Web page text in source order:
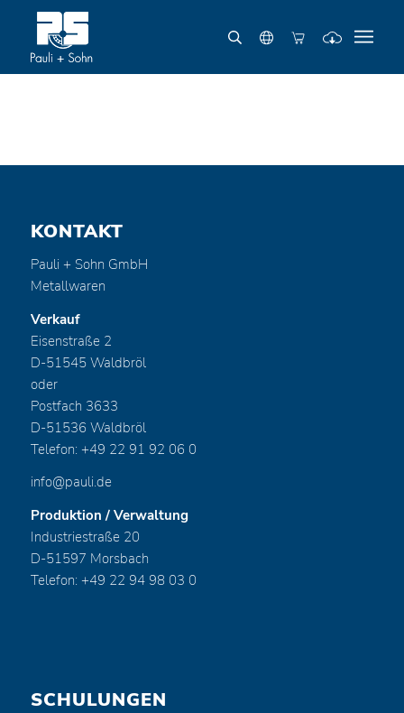
KONTAKT
Pauli + Sohn GmbH
Metallwaren
Verkauf
Eisenstraße 2
D-51545 Waldbröl
oder
Postfach 3633
D-51536 Waldbröl
Telefon: +49 22 91 92 06 0
info@pauli.de
Produktion / Verwaltung
Industriestraße 20
D-51597 Morsbach
Telefon: +49 22 94 98 03 0
SCHULUNGEN